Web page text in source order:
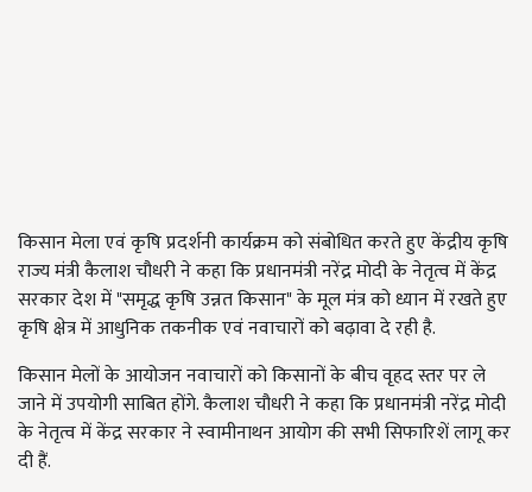
किसान मेला एवं कृषि प्रदर्शनी कार्यक्रम को संबोधित करते हुए केंद्रीय कृषि
राज्य मंत्री कैलाश चौधरी ने कहा कि प्रधानमंत्री नरेंद्र मोदी के नेतृत्व में केंद्र
सरकार देश में "समृद्ध कृषि उन्नत किसान" के मूल मंत्र को ध्यान में रखते हुए
कृषि क्षेत्र में आधुनिक तकनीक एवं नवाचारों को बढ़ावा दे रही है.
किसान मेलों के आयोजन नवाचारों को किसानों के बीच वृहद स्तर पर ले
जाने में उपयोगी साबित होंगे. कैलाश चौधरी ने कहा कि प्रधानमंत्री नरेंद्र मोदी
के नेतृत्व में केंद्र सरकार ने स्वामीनाथन आयोग की सभी सिफारिशें लागू कर
दी हैं.